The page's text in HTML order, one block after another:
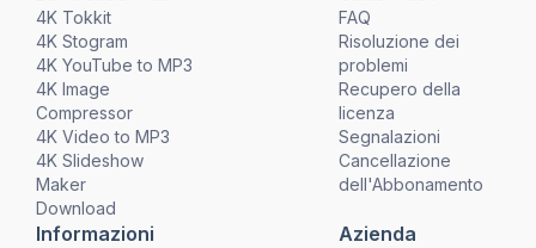
4K Tokkit
4K Stogram
4K YouTube to MP3
4K Image
Compressor
4K Video to MP3
4K Slideshow
Maker
Download
FAQ
Risoluzione dei
problemi
Recupero della
licenza
Segnalazioni
Cancellazione
dell'Abbonamento
Informazioni
Azienda